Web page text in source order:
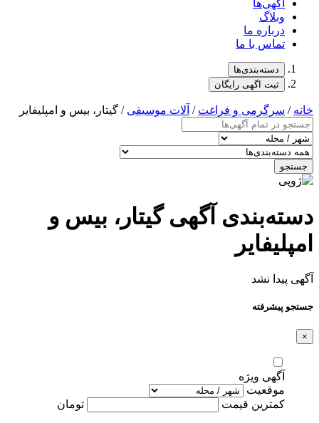
آگهی‌ها
وبلاگ
درباره ما
تماس با ما
دسته‌بندی‌ها
ثبت اگهی رایگان
خانه / سرگرمی و فراغت / آلات موسیقی / گیتار، بیس و امپلیفایر
جستجو
دسته‌بندی آگهی گیتار، بیس و
امپلیفایر
آگهی پیدا نشد
جستجو پیشرفته
×
آگهی ویژه
موقعیت
کمترین قیمت
تومان